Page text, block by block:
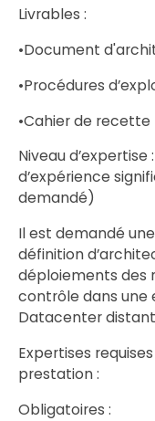
Livrables :
•Document
•Procédures
•Cahier de recette
Niveau
d’expérience
demandé)
Il est demandé
définition
déploiements des
contrôle dans une
Datacenter
Expertises
prestation :
Obligatoires :